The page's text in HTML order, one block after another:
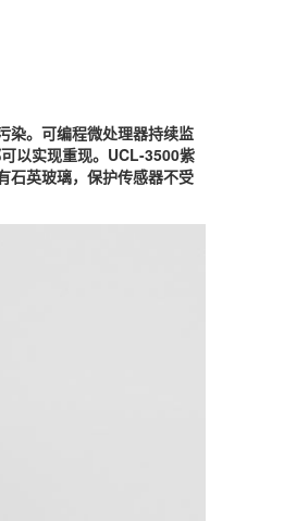
染。可编程微处理器持续监
以实现重现。UCL-3500紫
石英玻璃，保护传感器不受